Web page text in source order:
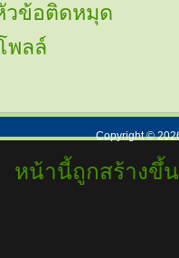
วข้อติดหมุด
พลล์
Copyright ©
หน้านี้ถูกสร้างขึ้น